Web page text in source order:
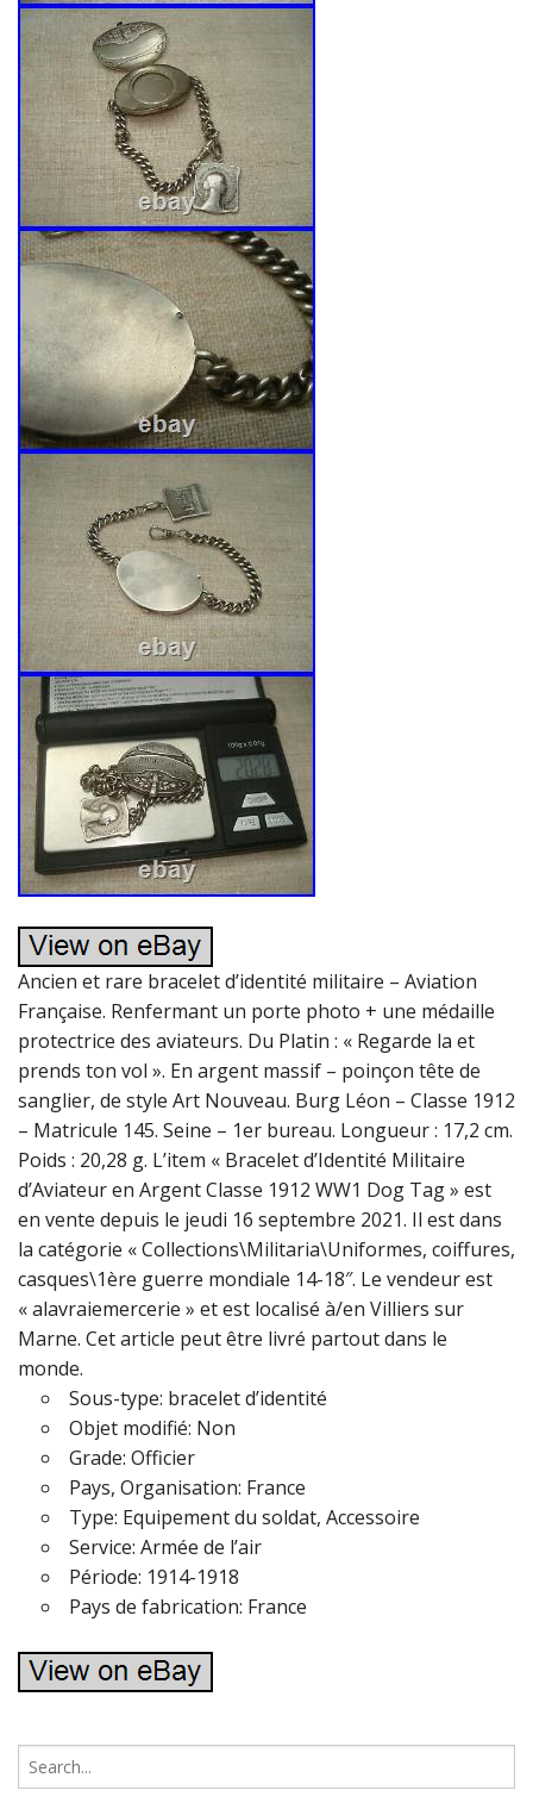
Ancien et rare bracelet d’identité militaire – Aviation
Française. Renfermant un porte photo + une médaille
protectrice des aviateurs. Du Platin : « Regarde la et
prends ton vol ». En argent massif – poinçon tête de
sanglier, de style Art Nouveau. Burg Léon – Classe 1912
– Matricule 145. Seine – 1er bureau. Longueur : 17,2 cm.
Poids : 20,28 g. L’item « Bracelet d’Identité Militaire
d’Aviateur en Argent Classe 1912 WW1 Dog Tag » est
en vente depuis le jeudi 16 septembre 2021. Il est dans
la catégorie « Collections\Militaria\Uniformes, coiffures,
casques\1ère guerre mondiale 14-18″. Le vendeur est
« alavraiemercerie » et est localisé à/en Villiers sur
Marne. Cet article peut être livré partout dans le
monde.
Sous-type: bracelet d’identité
Objet modifié: Non
Grade: Officier
Pays, Organisation: France
Type: Equipement du soldat, Accessoire
Service: Armée de l’air
Période: 1914-1918
Pays de fabrication: France